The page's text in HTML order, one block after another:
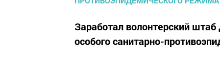
Заработал волонтерский
особого санитарно-